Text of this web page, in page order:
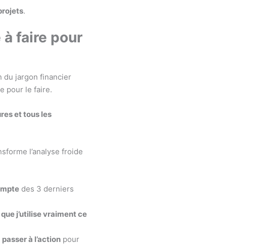
.
à faire pour
du jargon financier
pour le faire.
et tous les
l’analyse froide
des 3 derniers
j’utilise vraiment ce
passer à l’action pour